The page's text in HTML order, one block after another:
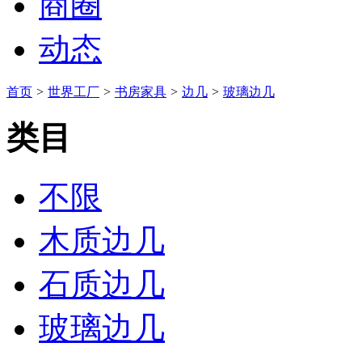
动态
首页 > 世界工厂 > 书房家具 > 边几 > 玻璃边几
类目
不限
木质边几
石质边几
玻璃边几